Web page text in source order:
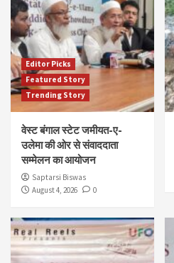
Editor Picks
Featured Story
Trending Story
वेस्ट बंगाल स्टेट जमीयत-ए-
उलेमा की ओर से संवाददाता
सम्मेलन का आयोजन
Saptarsi Biswas
August 4, 2026
0